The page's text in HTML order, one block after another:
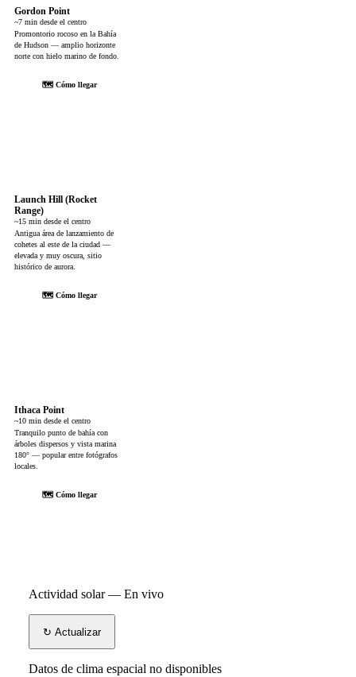
Gordon Point
~7 min desde el centro
Promontorio rocoso en la Bahía
de Hudson — amplio horizonte
norte con hielo marino de fondo.
🗺 Cómo llegar
Launch Hill (Rocket
Range)
~15 min desde el centro
Antigua área de lanzamiento de
cohetes al este de la ciudad —
elevada y muy oscura, sitio
histórico de aurora.
🗺 Cómo llegar
Ithaca Point
~10 min desde el centro
Tranquilo punto de bahía con
árboles dispersos y vista marina
180° — popular entre fotógrafos
locales.
🗺 Cómo llegar
Actividad solar — En vivo
↻ Actualizar
Datos de clima espacial no disponibles